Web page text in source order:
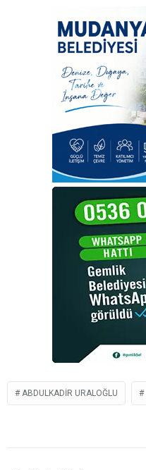
ABDULKADIR URALOĞLU